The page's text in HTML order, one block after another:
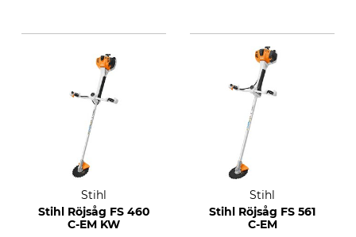
Stihl
Stihl Röjsåg FS 460
C-EM KW
Stihl
Stihl Röjsåg FS 561
C-EM